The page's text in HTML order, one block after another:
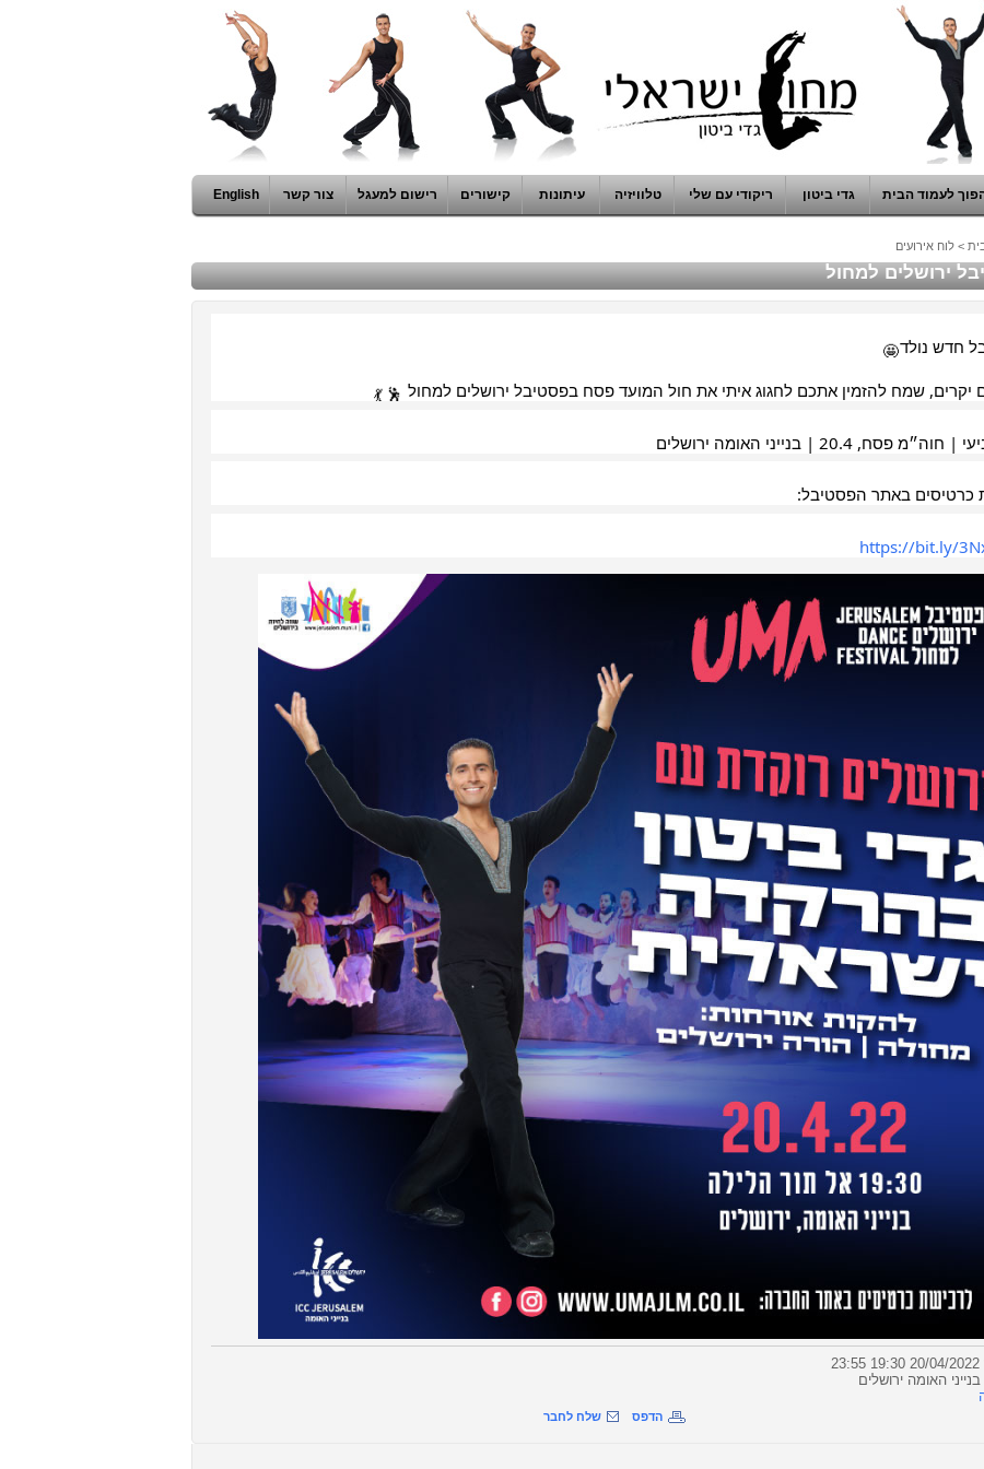
לעמוד הבית גדי ביטון ריקודי עם שלי טלוויזיה עיתונות קישורים רישום למעגל צור קשר English
> לוח אירועים
ירושלים למחול
חדש נולד
יקרים, שמח להזמין אתכם לחגוג איתי את חול המועד פסח בפסטיבל ירושלים למחול
פסח, 20.4 | בנייני האומה ירושלים
כרטיסים באתר הפסטיבל:
https://bit.ly/
בנייני האומה ירושלים
הדפס שלח לחבר